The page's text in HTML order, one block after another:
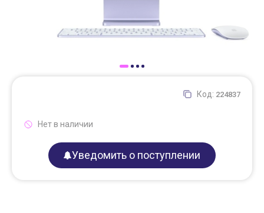
Код: 224837
Нет в наличии
Уведомить о поступлении